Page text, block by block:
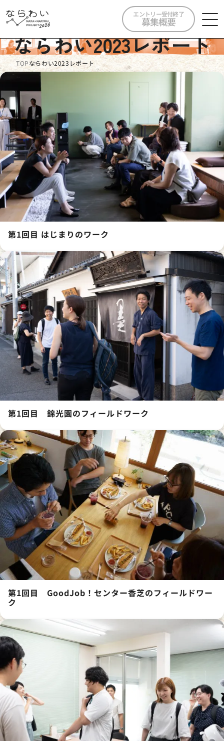
エントリー受付終了
募集概要
ならわい2023レポート
TOPならわい2023レポート
第1回目 はじまりのワーク
第1回目 錦光園のフィールドワーク
第1回目 GoodJob！センター香芝のフィールドワー
ク